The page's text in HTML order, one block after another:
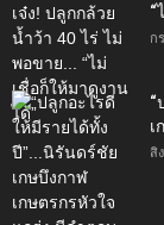
“
ก
“
เ
สิ